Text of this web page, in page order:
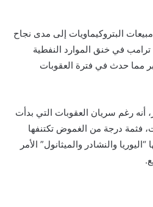
البتروكيماويات إلى مدى نجاح
ترامب في خنق الموارد النفطية
مما حدث في فترة العقوبات
أنه رغم سريان العقوبات التي بدأت
فثمة درجة من الغموض تكتنفها
والنشادر والميثانول” الأمر